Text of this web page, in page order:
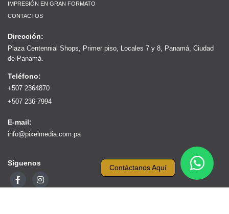
Contáctanos Aquí
IMPRESIÓN EN GRAN FORMATO
CONTACTOS
Dirección:
Plaza Centennial Shops, Primer piso, Locales 7 y 8, Panamá, Ciudad
de Panamá.
Teléfono:
+507 2364870
+507 236-7994
E-mail:
info@pixelmedia.com.pa
Síguenos